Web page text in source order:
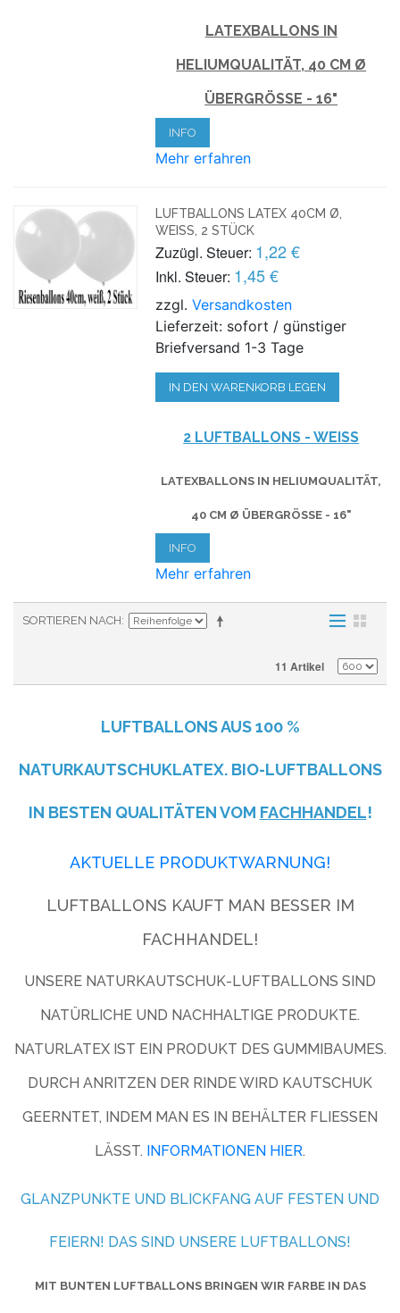
LATEXBALLONS IN
HELIUMQUALITÄT, 40 CM Ø
ÜBERGRÖSSE - 16"
INFO
Mehr erfahren
LUFTBALLONS LATEX 40CM Ø,
WEISS, 2 STÜCK
Zuzügl. Steuer: 1,22 €
Inkl. Steuer: 1,45 €
zzgl.Versandkosten
Lieferzeit: sofort / günstiger
Briefversand 1-3 Tage
IN DEN WARENKORB LEGEN
2 LUFTBALLONS - WEISS
LATEXBALLONS IN HELIUMQUALITÄT,
40 CM Ø ÜBERGRÖSSE - 16"
INFO
Mehr erfahren
SORTIEREN NACH
11 Artikel
LUFTBALLONS AUS100 %
NATURKAUTSCHUKLATEX. BIO-LUFTBALLONS
IN BESTEN QUALITÄTEN VOM FACHHANDEL!
AKTUELLE PRODUKTWARNUNG!
LUFTBALLONS KAUFT MAN BESSER IM
FACHHANDEL!
UNSERE NATURKAUTSCHUK-LUFTBALLONS SIND
NATÜRLICHE UND NACHHALTIGE PRODUKTE.
NATURLATEX IST EIN PRODUKT DES GUMMIBAUMES.
DURCH ANRITZEN DER RINDE WIRD KAUTSCHUK
GEERNTET, INDEM MAN ES IN BEHÄLTER FLIESSEN L
ÄSST. INFORMATIONEN HIER.
GLANZPUNKTE UND BLICKFANG AUF FESTEN UND
FEIERN! DAS SIND UNSERE LUFTBALLONS!
MIT BUNTEN LUFTBALLONS BRINGEN WIR FARBE IN DAS